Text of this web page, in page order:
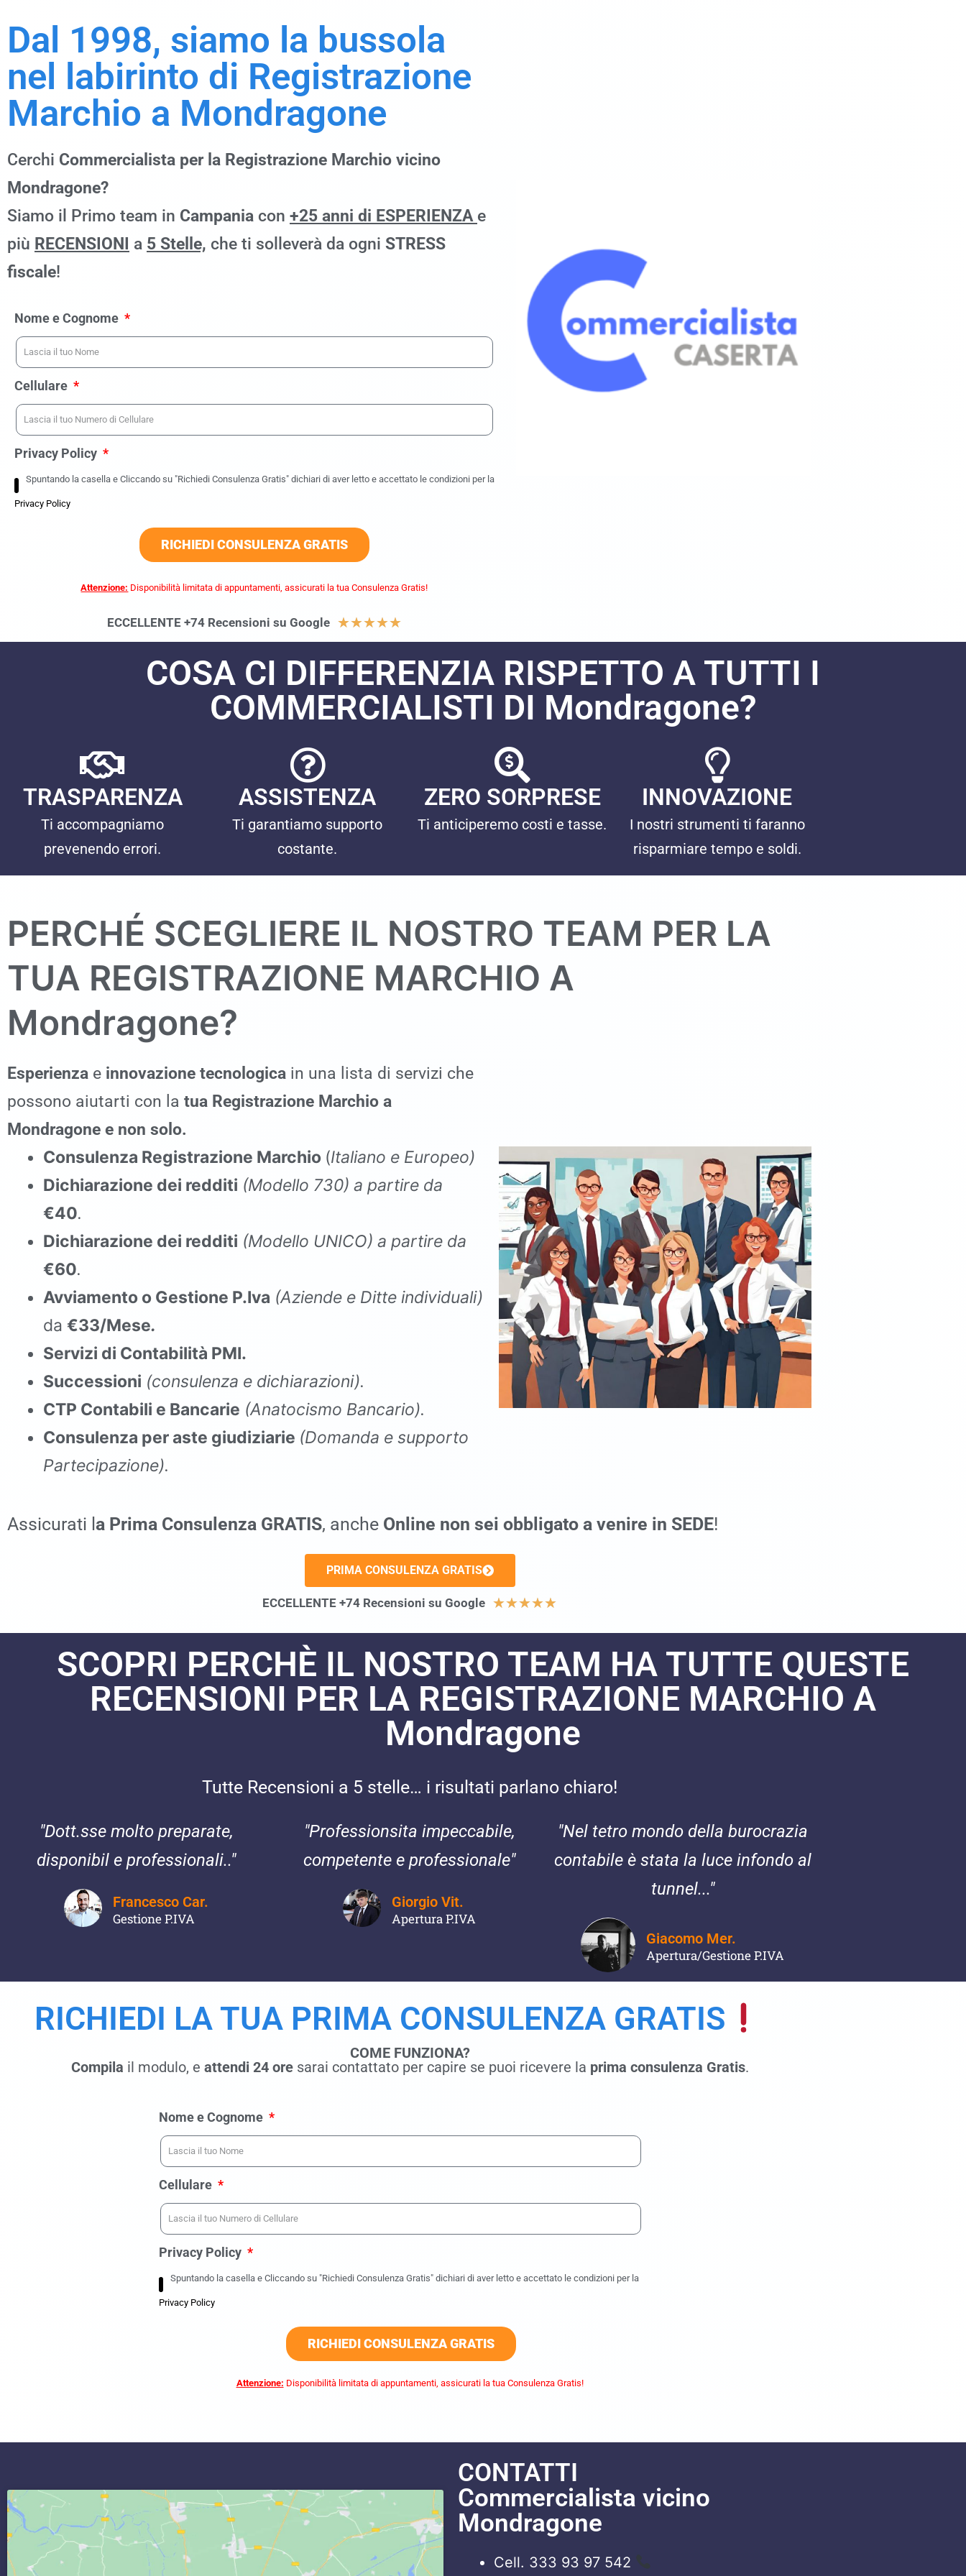
Dal 1998, siamo la bussola
nel labirinto di Registrazione
Marchio a Mondragone
Cerchi Commercialista per la Registrazione Marchio vicino
Mondragone?
Siamo il Primo team in Campania con +25 anni di ESPERIENZA e
più RECENSIONI a 5 Stelle, che ti solleverà da ogni STRESS
fiscale!
Nome e Cognome
Cellulare
Privacy Policy
Spuntando la casella e Cliccando su "Richiedi Consulenza Gratis" dichiari di aver letto e accettato le condizioni per la
Privacy Policy
RICHIEDI CONSULENZA GRATIS
Attenzione: Disponibilità limitata di appuntamenti, assicurati la tua Consulenza Gratis!
ECCELLENTE +74 Recensioni su Google ★★★★★
COSA CI DIFFERENZIA RISPETTO A TUTTI I
COMMERCIALISTI DI Mondragone?
TRASPARENZA
Ti accompagniamo
prevenendo errori.
ASSISTENZA
Ti garantiamo supporto
costante.
ZERO SORPRESE
Ti anticiperemo costi e tasse.
INNOVAZIONE
I nostri strumenti ti faranno
risparmiare tempo e soldi.
PERCHÉ SCEGLIERE IL NOSTRO TEAM PER LA
TUA REGISTRAZIONE MARCHIO A
Mondragone?
Esperienza e innovazione tecnologica in una lista di servizi che
possono aiutarti con la tua Registrazione Marchio a
Mondragone e non solo.
Consulenza Registrazione Marchio (Italiano e Europeo)
Dichiarazione dei redditi (Modello 730) a partire da
€40.
Dichiarazione dei redditi (Modello UNICO) a partire da
€60.
Avviamento o Gestione P.Iva (Aziende e Ditte individuali)
da €33/Mese.
Servizi di Contabilità PMI.
Successioni (consulenza e dichiarazioni).
CTP Contabili e Bancarie (Anatocismo Bancario).
Consulenza per aste giudiziarie (Domanda e supporto
Partecipazione).
Assicurati l a Prima Consulenza GRATIS, anche Online non sei obbligato a venire in SEDE!
PRIMA CONSULENZA GRATIS
ECCELLENTE +74 Recensioni su Google ★★★★★
SCOPRI PERCHÈ IL NOSTRO TEAM HA TUTTE QUESTE
RECENSIONI PER LA REGISTRAZIONE MARCHIO A
Mondragone
Tutte Recensioni a 5 stelle… i risultati parlano chiaro!
"Dott.sse molto preparate,
disponibil e professionali.."
Francesco Car.
Gestione P.IVA
"Professionsita impeccabile,
competente e professionale"
Giorgio Vit.
Apertura P.IVA
"Nel tetro mondo della burocrazia
contabile è stata la luce infondo al
tunnel..."
Giacomo Mer.
Apertura/Gestione P.IVA
RICHIEDI LA TUA PRIMA CONSULENZA GRATIS
COME FUNZIONA?
Compila il modulo, e attendi 24 ore sarai contattato per capire se puoi ricevere la prima consulenza Gratis.
Nome e Cognome
Cellulare
Privacy Policy
Spuntando la casella e Cliccando su "Richiedi Consulenza Gratis" dichiari di aver letto e accettato le condizioni per la
Privacy Policy
RICHIEDI CONSULENZA GRATIS
Attenzione: Disponibilità limitata di appuntamenti, assicurati la tua Consulenza Gratis!
CONTATTI
Commercialista vicino
Mondragone
Cell. 333 93 97 542